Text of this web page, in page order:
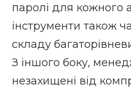
паролі для кожного
інструменти також
складу
З іншого боку,
незахищені від